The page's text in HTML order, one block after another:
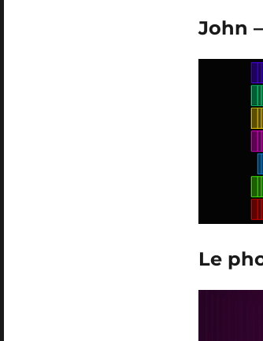
John
Le